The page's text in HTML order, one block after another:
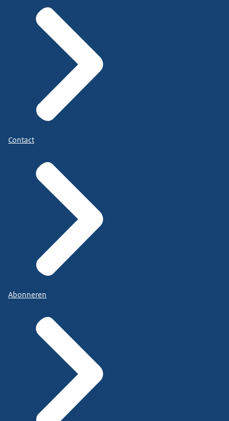
Contact
Abonneren